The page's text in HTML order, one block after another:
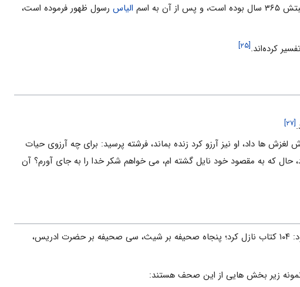
از آن به اسم الیاس‏ رسول ظهور فرموده است،
کرده‌اند.[۲۵]
[۲۷]
ها داد، او نیز آرزو کرد زنده بماند، فرشته پرسید: براى چه آرزوى حیات
حال که به مقصود خود نایل گشته ام، مى خواهم شکر خدا را به جاى آورم؟ آن
از تعداد کتاب هایی که خداوند نازل کرده است، فرمود: ۱۰۴ کتاب نازل کرد؛ پنجاه صحیفه بر شیث، سی صحیفه بر حضرت ادریس،